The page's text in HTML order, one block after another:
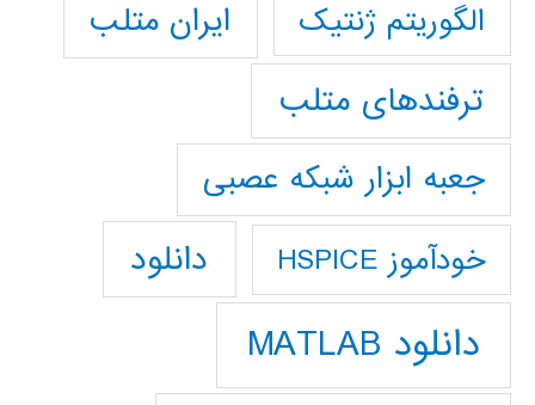
الگوریتم ژنتیک
ایران متلب
ترفندهای متلب
جعبه ابزار شبکه عصبی
خودآموز HSPICE دانلود
دانلود MATLAB